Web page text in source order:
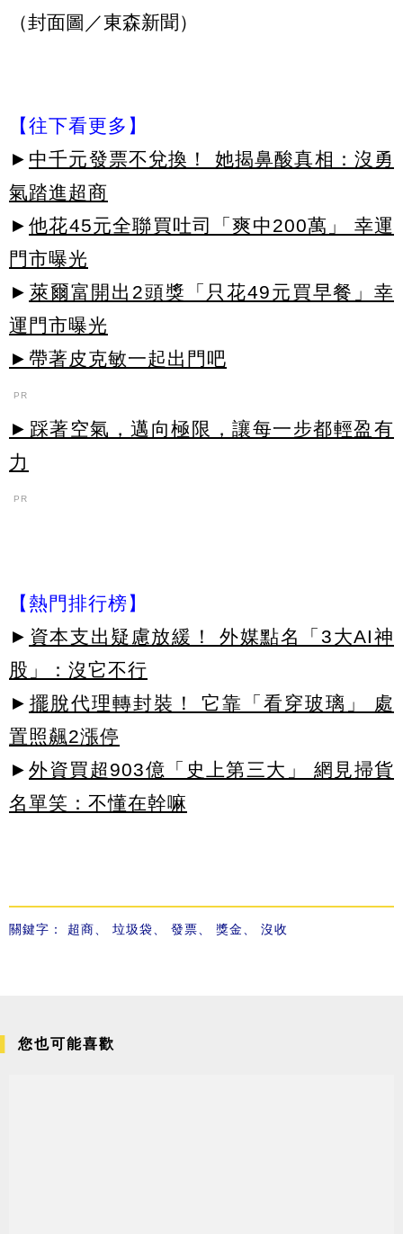
（封面圖／東森新聞）
【往下看更多】
► 中千元發票不兌換！ 她揭鼻酸真相：沒勇
氣踏進超商
► 他花45元全聯買吐司「爽中200萬」 幸運
門市曝光
► 萊爾富開出2頭獎「只花49元買早餐」幸
運門市曝光
►帶著皮克敏一起出門吧
PR
►踩著空氣，邁向極限，讓每一步都輕盈有
力
PR
【熱門排行榜】
► 資本支出疑慮放緩！ 外媒點名「3大AI神
股」：沒它不行
► 擺脫代理轉封裝！ 它靠「看穿玻璃」 處
置照飆2漲停
► 外資買超903億「史上第三大」 網見掃貨
名單笑：不懂在幹嘛
關鍵字： 超商 垃圾袋 發票 獎金 沒收
您也可能喜歡